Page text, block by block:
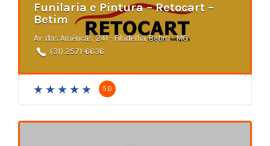
Funilaria e Pintura – Retocart –
Betim
Av. das Américas, 241 - Filadelfia, Betim - MG
(31) 2571-6636
5.0